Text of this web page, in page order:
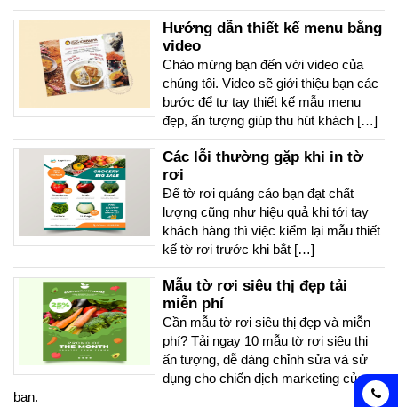
Hướng dẫn thiết kế menu bằng
video
Chào mừng bạn đến với video của
chúng tôi. Video sẽ giới thiệu bạn các
bước để tự tay thiết kế mẫu menu
đẹp, ấn tượng giúp thu hút khách […]
Các lỗi thường gặp khi in tờ
rơi
Để tờ rơi quảng cáo bạn đạt chất
lượng cũng như hiệu quả khi tới tay
khách hàng thì việc kiểm lại mẫu thiết
kế tờ rơi trước khi bắt […]
Mẫu tờ rơi siêu thị đẹp tải
miễn phí
Cần mẫu tờ rơi siêu thị đẹp và miễn
phí? Tải ngay 10 mẫu tờ rơi siêu thị
ấn tượng, dễ dàng chỉnh sửa và sử
dụng cho chiến dịch marketing của
bạn.